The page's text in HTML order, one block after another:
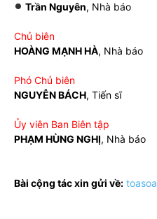
Trần Nguyên, Nhà báo
Chủ biên
HOÀNG MẠNH HÀ, Nhà báo
Phó Chủ biên
NGUYỄN BÁCH, Tiến sĩ
Ủy viên Ban Biên tập
PHẠM HÙNG NGHỊ, Nhà báo
Bài cộng tác xin gửi về: